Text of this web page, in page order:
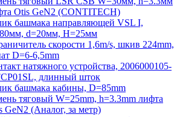
Otis GeN2 (CONTITECH)
башмака направляющей VSL I,
d=20мм, H=25мм
скорости 1,6m/s, шкив 224mm,
D=6-6,5mm
натяжного устройства, 2006000105-
длинный шток
башмака кабины, D=85mm
тяговый W=25mm, h=3.3mm лифта
GeN2 (Аналог, за метр)